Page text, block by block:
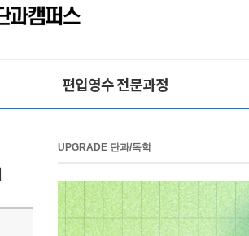
편입영수 전문과정
UPGRADE 단과/독학